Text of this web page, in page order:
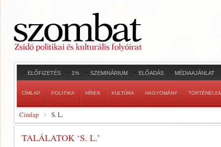
ELŐFIZETÉS 1% SZEMINÁRIUM ELŐADÁS MÉDIAAJÁNLAT
CÍMLAP POLITIKA HÍREK KULTÚRA HAGYOMÁNY
Címlap S. L.
TALÁLATOK ‘S. L.’